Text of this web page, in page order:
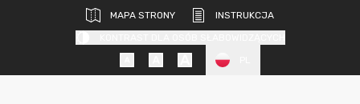
MAPA STRONY
INSTRUKCJA